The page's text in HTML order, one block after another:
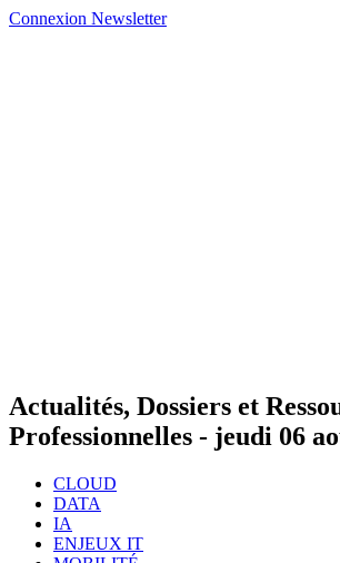
Connexion Newsletter
Actualités, Dossiers et
Professionnelles - jeudi 06
CLOUD
DATA
IA
ENJEUX IT